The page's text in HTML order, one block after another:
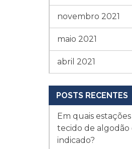
novembro 2021
maio 2021
abril 2021
POSTS RECENTES
Em quais
tecido de algodão
indicado?